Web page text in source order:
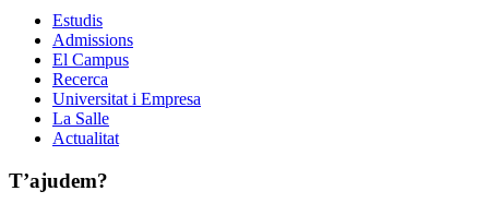
Estudis
Admissions
El Campus
Recerca
Universitat i Empresa
La Salle
Actualitat
T’ajudem?